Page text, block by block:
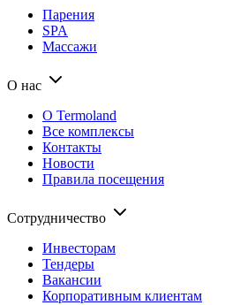
Парения
SPA
Массажи
О нас
О Termoland
Все комплексы
Контакты
Новости
Правила посещения
Сотрудничество
Инвесторам
Тендеры
Вакансии
Корпоративным клиентам